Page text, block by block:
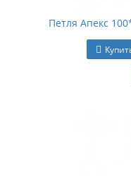
Петля Апекс